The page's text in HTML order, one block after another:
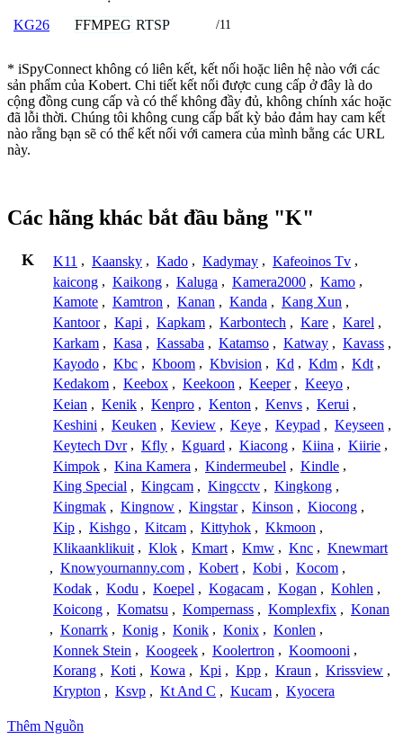
KG26 FFMPEG RTSP /11
* iSpyConnect không có liên kết, kết nối hoặc liên hệ nào với các
sản phẩm của Kobert. Chi tiết kết nối được cung cấp ở đây là do
cộng đồng cung cấp và có thể không đầy đủ, không chính xác hoặc
đã lỗi thời. Chúng tôi không cung cấp bất kỳ bảo đảm hay cam kết
nào rằng bạn sẽ có thể kết nối với camera của mình bằng các URL
này.
Các hãng khác bắt đầu bằng "K"
K K11 , Kaansky , Kado , Kadymay , Kafeoinos Tv ,
kaicong , Kaikong , Kaluga , Kamera2000 , Kamo ,
Kamote , Kamtron , Kanan , Kanda , Kang Xun ,
Kantoor , Kapi , Kapkam , Karbontech , Kare , Karel ,
Karkam , Kasa , Kassaba , Katamso , Katway , Kavass ,
Kayodo , Kbc , Kboom , Kbvision , Kd , Kdm , Kdt ,
Kedakom , Keebox , Keekoon , Keeper , Keeyo ,
Keian , Kenik , Kenpro , Kenton , Kenvs , Kerui ,
Keshini , Keuken , Keview , Keye , Keypad , Keyseen ,
Keytech Dvr , Kfly , Kguard , Kiacong , Kiina , Kiirie ,
Kimpok , Kina Kamera , Kindermeubel , Kindle ,
King Special , Kingcam , Kingcctv , Kingkong ,
Kingmak , Kingnow , Kingstar , Kinson , Kiocong ,
Kip , Kishgo , Kitcam , Kittyhok , Kkmoon ,
Klikaanklikuit , Klok , Kmart , Kmw , Knc , Knewmart
, Knowyournanny.com , Kobert , Kobi , Kocom ,
Kodak , Kodu , Koepel , Kogacam , Kogan , Kohlen ,
Koicong , Komatsu , Kompernass , Komplexfix , Konan
, Konarrk , Konig , Konik , Konix , Konlen ,
Konnek Stein , Koogeek , Koolertron , Koomooni ,
Korang , Koti , Kowa , Kpi , Kpp , Kraun , Krissview ,
Krypton , Ksvp , Kt And C , Kucam , Kyocera
Thêm Nguồn